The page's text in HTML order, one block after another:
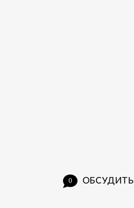
0 ОБСУДИТЬ